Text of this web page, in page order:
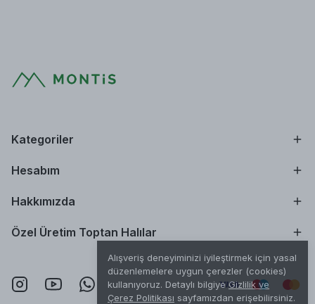
Alışveriş deneyiminizi iyileştirmek için yasal
düzenlemelere uygun çerezler (cookies)
kullanıyoruz. Detaylı bilgiyeGizlilik ve
Çerez Politikası sayfamızdan erişebilirsiniz.
Kategoriler
Hesabım
Hakkımızda
Özel Üretim Toptan Halılar